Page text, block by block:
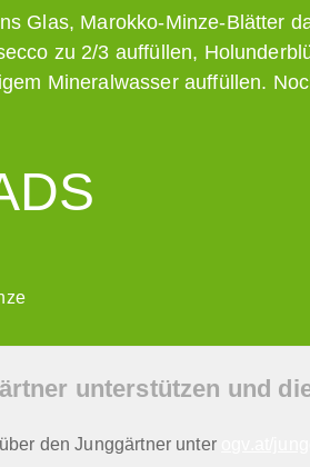
Glas, Marokko-Minze-Blätter
zu 2/3 auffüllen,
Mineralwasser auffüllen.
unterstützen und
den Junggärtner unter